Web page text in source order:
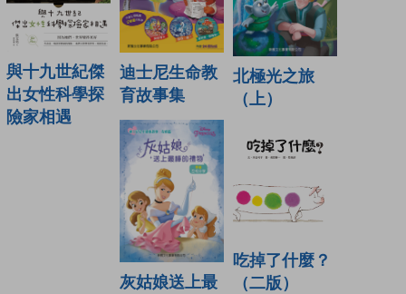
與十九世紀傑
出女性科學探
險家相遇
迪士尼生命教
育故事集
北極光之旅
（上）
灰姑娘送上最
吃掉了什麼？
（二版）